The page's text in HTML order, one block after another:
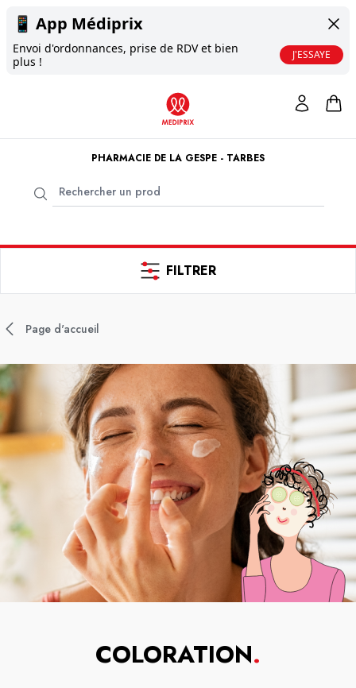
📱 App Médiprix
Envoi d'ordonnances, prise de RDV et bien
plus !
J'ESSAYE
PHARMACIE DE LA GESPE - TARBES
FILTRER
Page d'accueil
COLORATION.